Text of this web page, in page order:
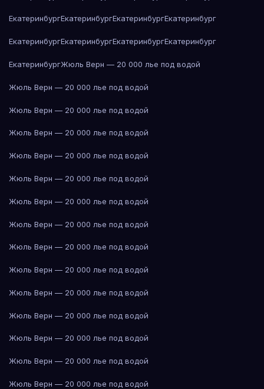
ЕкатеринбургЕкатеринбургЕкатеринбургЕкатеринбург
ЕкатеринбургЕкатеринбургЕкатеринбургЕкатеринбург
ЕкатеринбургЖюль Верн — 20 000 лье под водой
Жюль Верн — 20 000 лье под водой
Жюль Верн — 20 000 лье под водой
Жюль Верн — 20 000 лье под водой
Жюль Верн — 20 000 лье под водой
Жюль Верн — 20 000 лье под водой
Жюль Верн — 20 000 лье под водой
Жюль Верн — 20 000 лье под водой
Жюль Верн — 20 000 лье под водой
Жюль Верн — 20 000 лье под водой
Жюль Верн — 20 000 лье под водой
Жюль Верн — 20 000 лье под водой
Жюль Верн — 20 000 лье под водой
Жюль Верн — 20 000 лье под водой
Жюль Верн — 20 000 лье под водой